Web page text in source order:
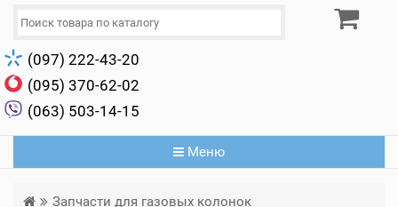
(097) 222-43-20
(095) 370-62-02
(063) 503-14-15
Меню
Запчасти для газовых колонок